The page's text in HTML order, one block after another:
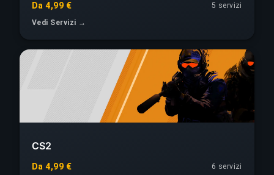
Da 4,99 €
5 servizi
Vedi Servizi →
CS2
Da 4,99 €
6 servizi